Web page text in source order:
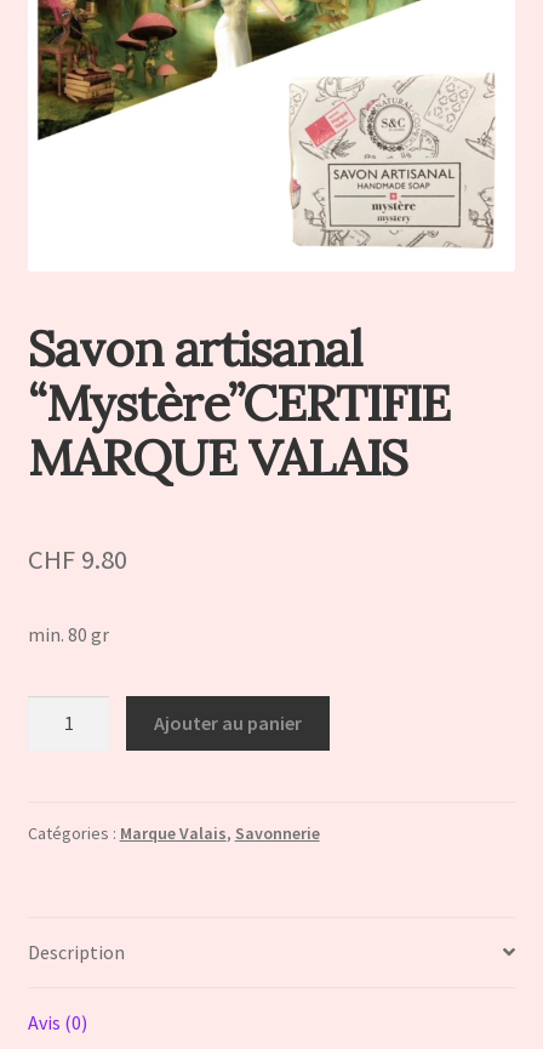
Savon artisanal
“Mystère”CERTIFIE
MARQUE VALAIS
CHF9.80
min. 80 gr
"Mystère"CERTIFIE
Ajouter au panier
Catégories : Marque Valais, Savonnerie
Description
Avis (0)